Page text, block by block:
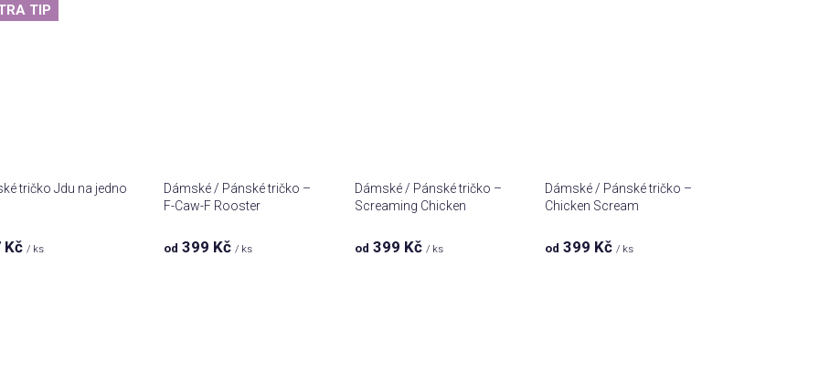
TIP
tričko Jdu na jedno
Průměrné
Kč / ks
Dámské / Pánské tričko –
F-Caw-F Rooster
od 399 Kč / ks
Dámské / Pánské tričko –
Screaming Chicken
od 399 Kč / ks
Dámské / Pánské tričko –
Chicken Scream
od 399 Kč / ks